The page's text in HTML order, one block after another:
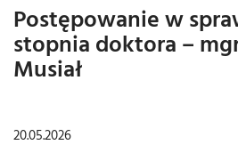
Postępowanie w
stopnia doktora –
Musiał
20.05.2026